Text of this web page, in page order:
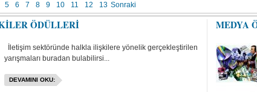
5 6 7 8 9 10 11 12 13 Sonraki
ÖDÜLLERİ
İletişim sektöründe halkla ilişkilere yönelik gerçekleştirilen
yarışmaları buradan bulabilirsi...
DEVAMINI OKU:
MEDYA